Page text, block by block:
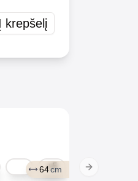
krepšelį
64cm
+5
Next slide